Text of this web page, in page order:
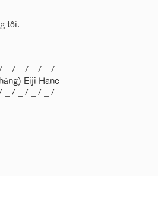
tôi.
_ / _ / _ / _ /
Eiji Hane
_ / _ / _ / _ /